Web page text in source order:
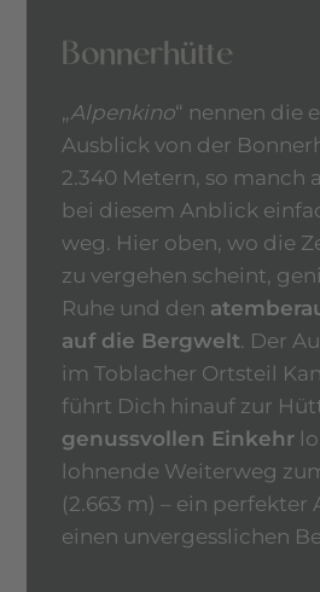
Bonnerhütte
„Alpenkino“ nennen die
Ausblick von der
2.340 Metern, so manch
bei diesem Anblick
weg. Hier oben, wo die
zu vergehen scheint,
Ruhe und den
auf die Bergwelt. Der
im Toblacher Ortsteil
führt Dich hinauf zur
genussvollen Einkehr
lohnende Weiterweg
(2.663 m) – ein perfekter
einen unvergesslichen